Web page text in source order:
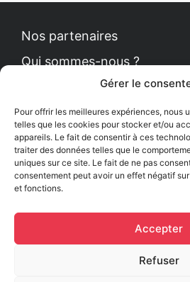
Gérer le
Pour offrir les meilleures expériences, nous
telles que les cookies pour stocker et/ou
appareils. Le fait de consentir à ces
traiter des données telles que le
uniques sur ce site. Le fait de ne pas
consentement peut avoir un effet négatif
et fonctions.
Accepter
Refuser
Nos partenaires
Qui sommes-nous ?
Politique de cookies
Le Petit News
Comment se procurer le